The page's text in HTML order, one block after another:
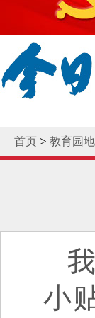
首页 > 教育园地
小